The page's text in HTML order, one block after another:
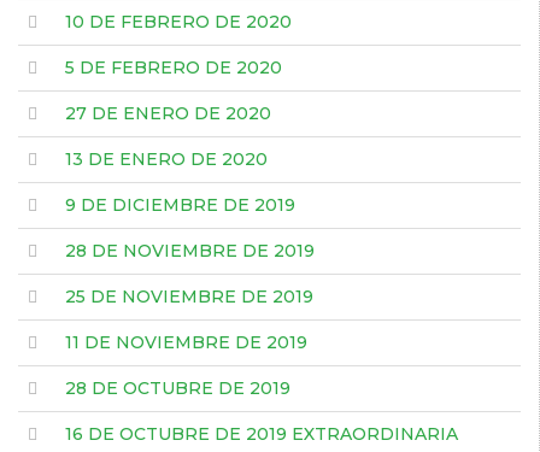
10 DE FEBRERO DE 2020
5 DE FEBRERO DE 2020
27 DE ENERO DE 2020
13 DE ENERO DE 2020
9 DE DICIEMBRE DE 2019
28 DE NOVIEMBRE DE 2019
25 DE NOVIEMBRE DE 2019
11 DE NOVIEMBRE DE 2019
28 DE OCTUBRE DE 2019
16 DE OCTUBRE DE 2019 EXTRAORDINARIA